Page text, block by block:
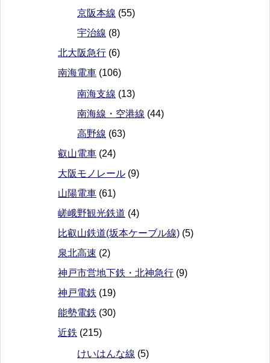
京阪本線 (55)
宇治線 (8)
北大阪急行 (6)
南海電車 (106)
南海支線 (13)
南海線・空港線 (44)
高野線 (63)
叡山電車 (24)
大阪モノレール (9)
山陽電車 (61)
嵯峨野観光鉄道 (4)
比叡山鉄道(坂本ケーブル線) (5)
泉北高速 (2)
神戸市営地下鉄・北神急行 (9)
神戸電鉄 (19)
能勢電鉄 (30)
近鉄 (215)
けいはんな線 (5)